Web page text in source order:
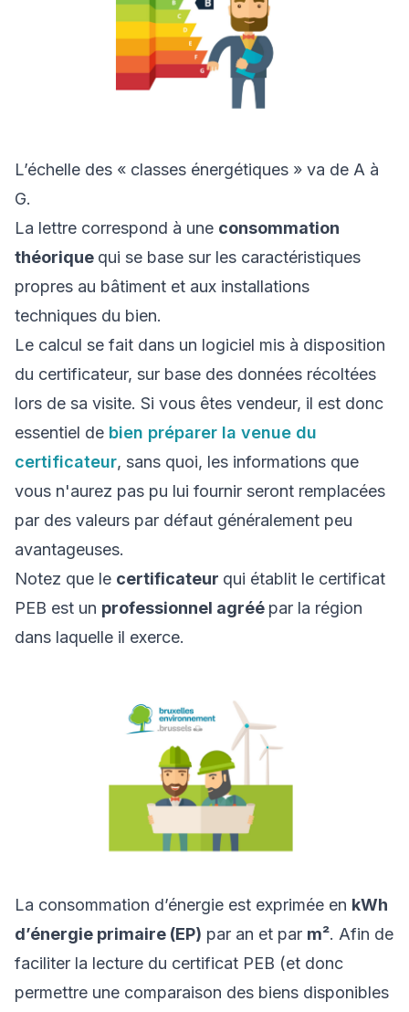
L’échelle des « classes énergétiques » va de A à
G.
La lettre correspond à une consommation
théorique qui se base sur les caractéristiques
propres au bâtiment et aux installations
techniques du bien.
Le calcul se fait dans un logiciel mis à disposition
du certificateur, sur base des données récoltées
lors de sa visite. Si vous êtes vendeur, il est donc
essentiel de bien préparer la venue du
certificateur, sans quoi, les informations que
vous n'aurez pas pu lui fournir seront remplacées
par des valeurs par défaut généralement peu
avantageuses.
Notez que le certificateur qui établit le certificat
PEB est un professionnel agréé par la région
dans laquelle il exerce.
La consommation d’énergie est exprimée en kWh
d’énergie primaire (EP) par an et par m². Afin de
faciliter la lecture du certificat PEB (et donc
permettre une comparaison des biens disponibles